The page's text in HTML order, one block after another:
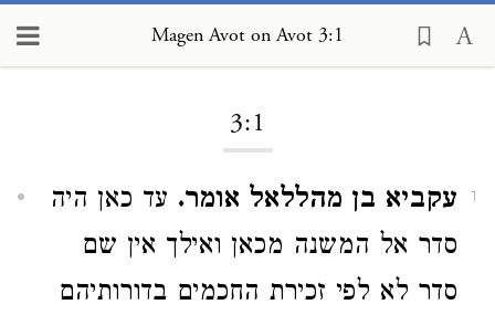
Magen Avot on Avot 3:1
3:1
1 עקביא בן מהללאל אומר. עד כאן היה
סדר אל המשנה מכאן ואילך אין שם
סדר לא לפי זכירת החכמים בדורותיהם